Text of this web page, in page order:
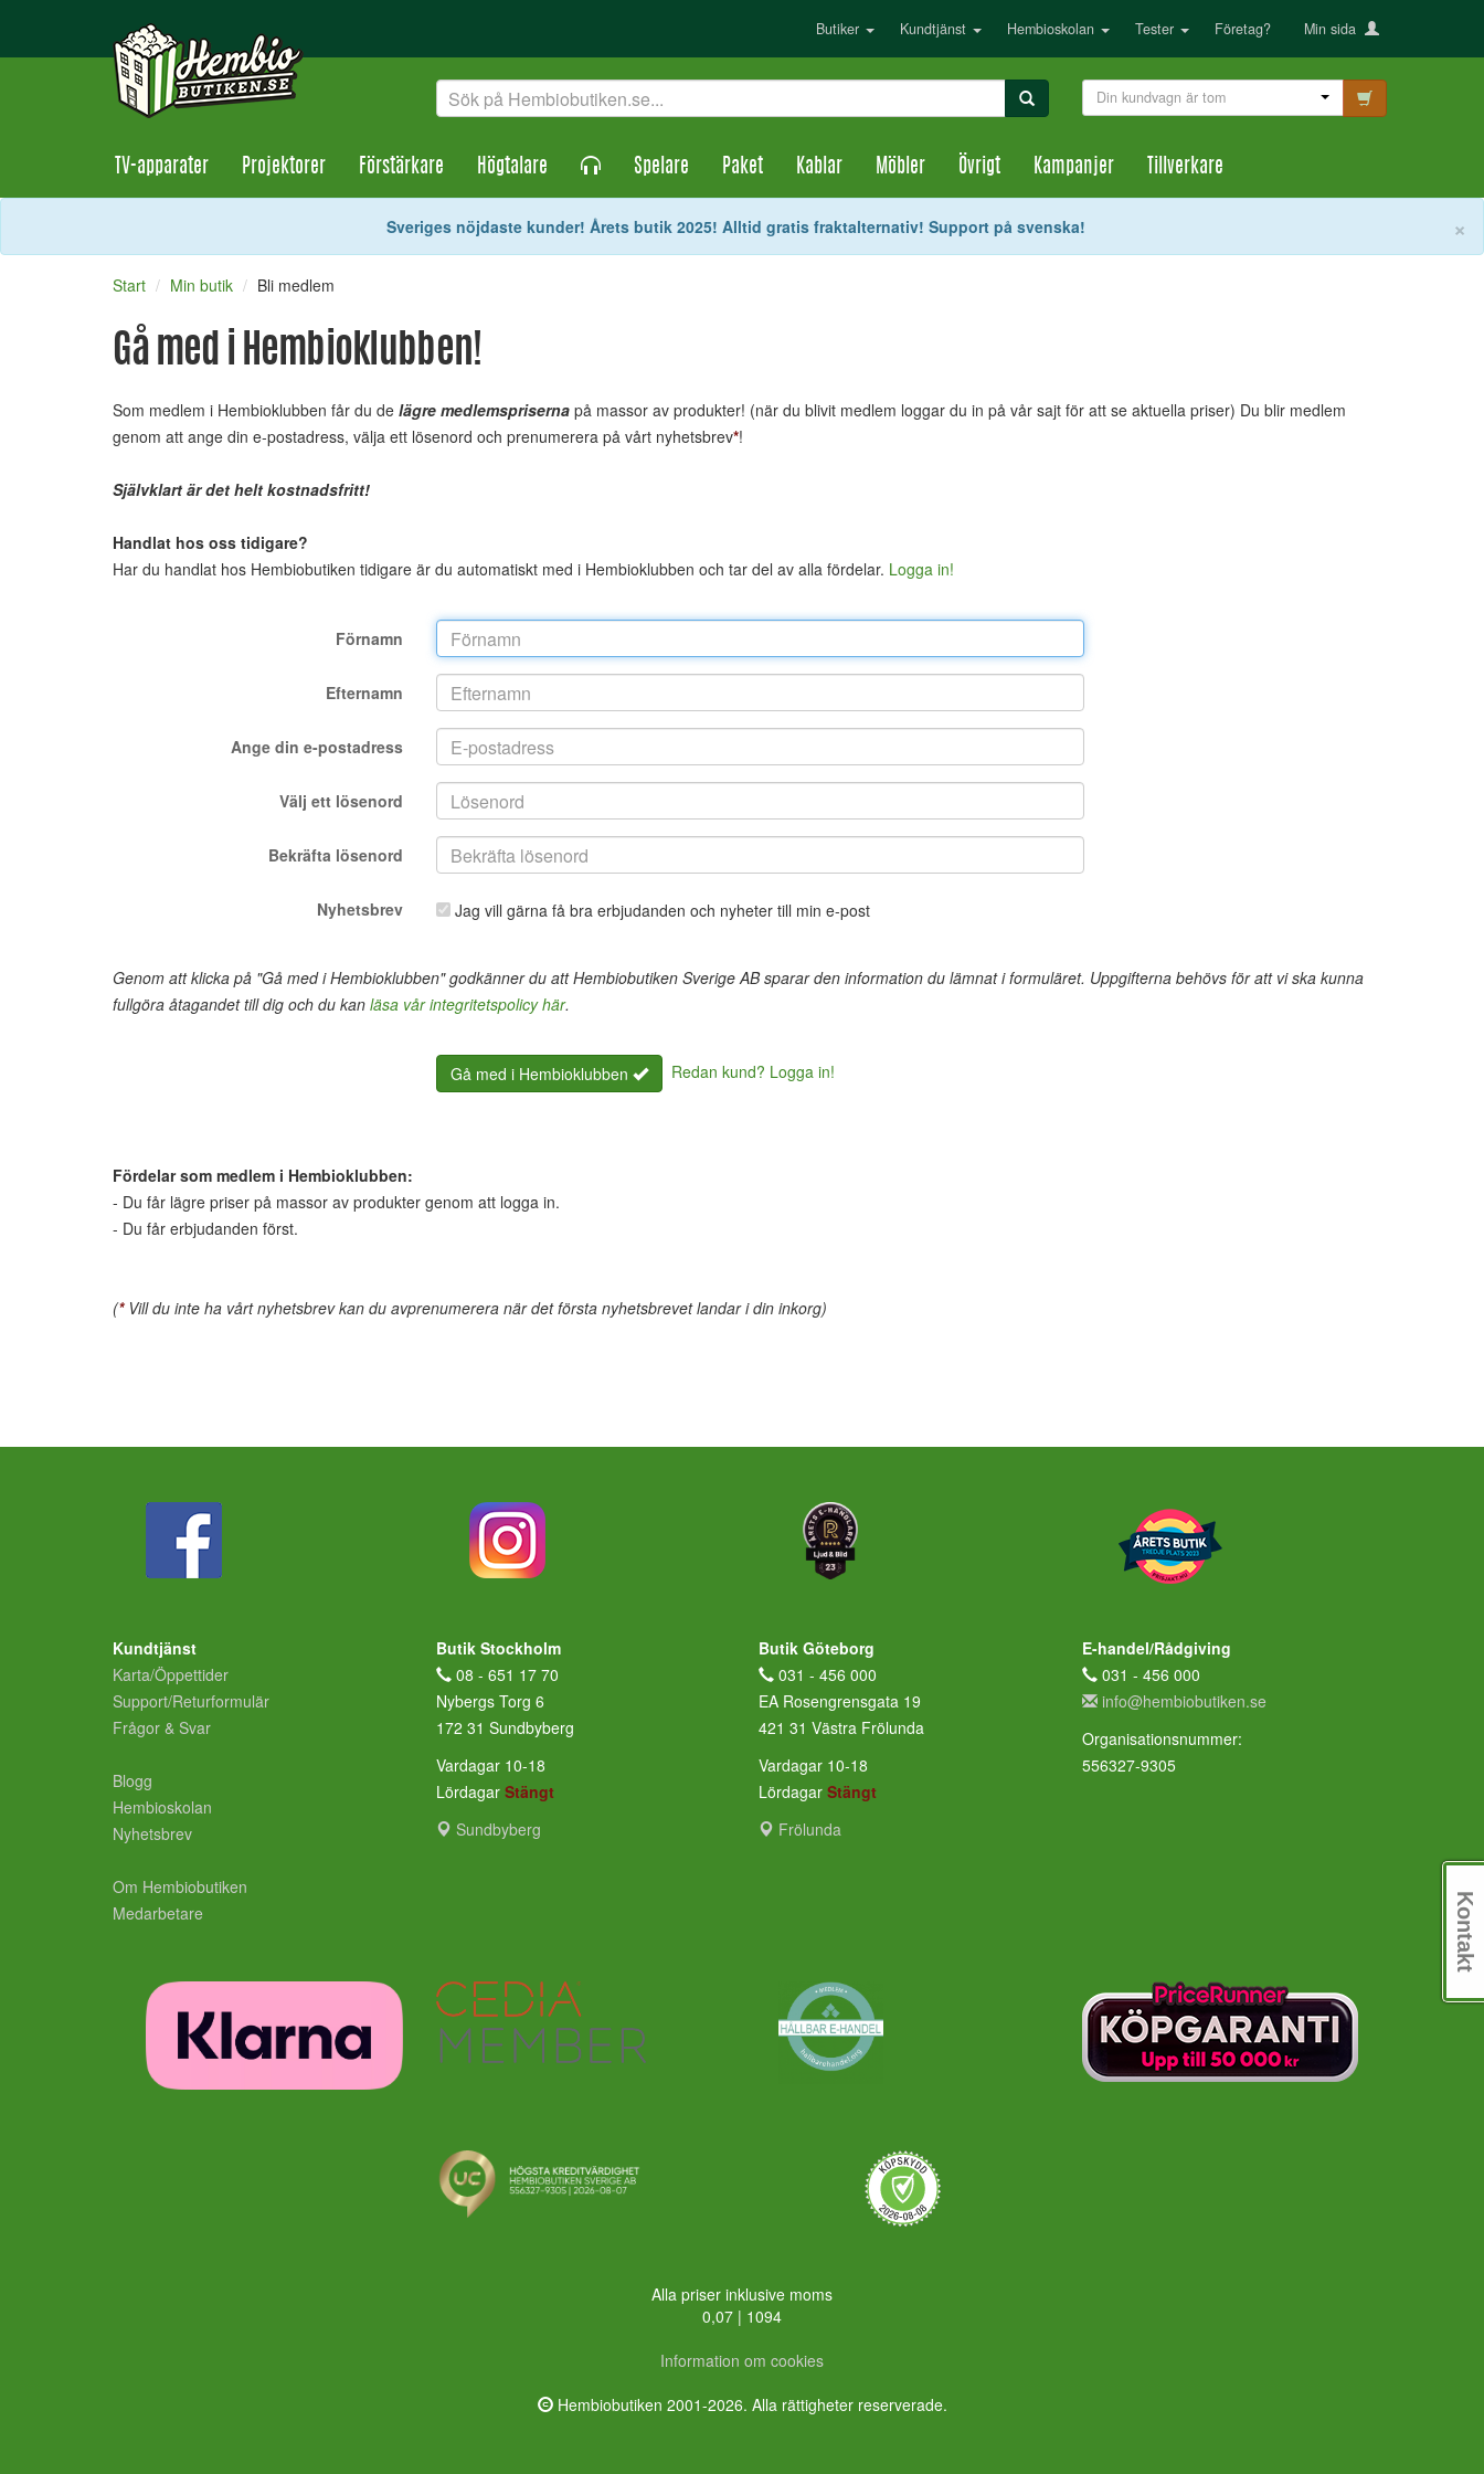
Butiker Kundtjänst Hembioskolan Tester Företag? Min sida
Din kundvagn är tom
TV-apparater Projektorer Förstärkare Högtalare Spelare Paket Kablar Möbler Övrigt Kampanjer Tillverkare
×
Sveriges nöjdaste kunder! Årets butik 2025! Alltid gratis fraktalternativ! Support på svenska!
Start Min butik Bli medlem
Gå med i Hembioklubben!
Som medlem i Hembioklubben får du de lägre medlemspriserna på massor av produkter! (när du blivit medlem loggar du in på vår sajt för att se aktuella priser) Du blir medlem
genom att ange din e-postadress, välja ett lösenord och prenumerera på vårt nyhetsbrev*!
Självklart är det helt kostnadsfritt!
Handlat hos oss tidigare?
Har du handlat hos Hembiobutiken tidigare är du automatiskt med i Hembioklubben och tar del av alla fördelar. Logga in!
Förnamn
Efternamn
Ange din e-postadress
Välj ett lösenord
Bekräfta lösenord
Nyhetsbrev Jag vill gärna få bra erbjudanden och nyheter till min e-post
Genom att klicka på "Gå med i Hembioklubben" godkänner du att Hembiobutiken Sverige AB sparar den information du lämnat i formuläret. Uppgifterna behövs för att vi ska kunna
fullgöra åtagandet till dig och du kan läsa vår integritetspolicy här.
Gå med i Hembioklubben Redan kund? Logga in!
Fördelar som medlem i Hembioklubben:
- Du får lägre priser på massor av produkter genom att logga in.
- Du får erbjudanden först.
(*Vill du inte ha vårt nyhetsbrev kan du avprenumerera när det första nyhetsbrevet landar i din inkorg)
Kundtjänst
Karta/Öppettider
Support/Returformulär
Frågor & Svar
Blogg
Hembioskolan
Nyhetsbrev
Om Hembiobutiken
Medarbetare
Butik Stockholm
08 - 651 17 70
Nybergs Torg 6
172 31 Sundbyberg
Vardagar 10-18
Lördagar Stängt
Sundbyberg
Butik Göteborg
031 - 456 000
EA Rosengrensgata 19
421 31 Västra Frölunda
Vardagar 10-18
Lördagar Stängt
Frölunda
E-handel/Rådgiving
031 - 456 000
info@hembiobutiken.se
Organisationsnummer:
556327-9305
Alla priser inklusive moms
0,07 | 1094
Information om cookies
Hembiobutiken 2001-2026. Alla rättigheter reserverade.
Kontakt